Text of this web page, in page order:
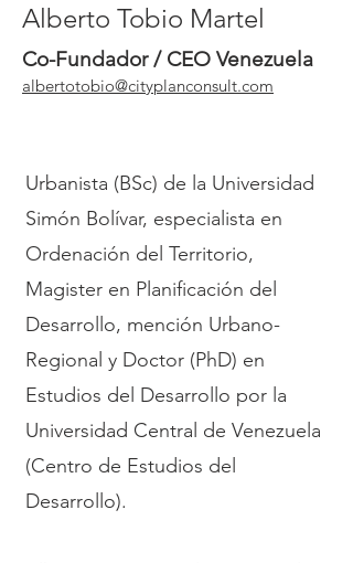
Alberto Tobio Martel
Co-Fundador / CEO Venezuela
albertotobio@cityplanconsult.com
Urbanista (BSc) de la Universidad
Simón Bolívar, especialista en
Ordenación del Territorio,
Magister en Planificación del
Desarrollo, mención Urbano-
Regional y Doctor (PhD) en
Estudios del Desarrollo por la
Universidad Central de Venezuela
(Centro de Estudios del
Desarrollo).